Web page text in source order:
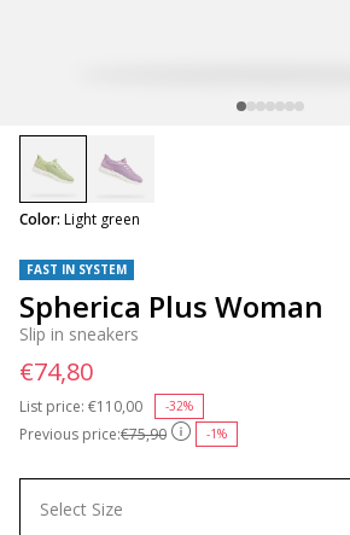
FAST IN SYSTEM
Spherica Plus Woman
Slip in sneakers
Previous price:€75,90 -1%
List price: Price reduced from
€110,00 -32%
€74,80
Color: Light green
selected
Select Size